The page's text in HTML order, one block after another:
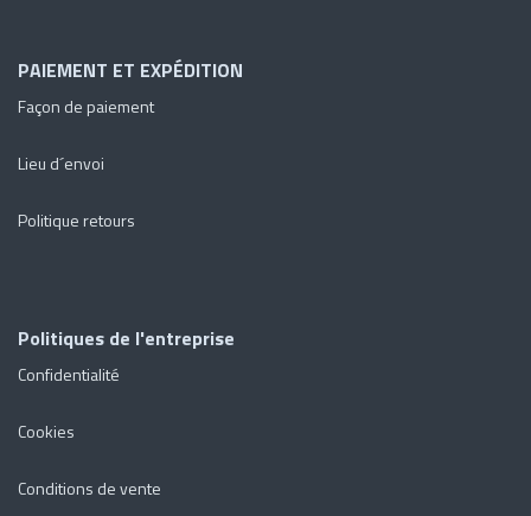
PAIEMENT ET EXPÉDITION
Façon de paiement
Lieu d´envoi
Politique retours
Politiques de l'entreprise
Confidentialité
Cookies
Conditions de vente